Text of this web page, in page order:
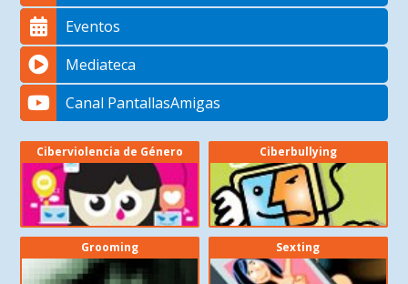
Eventos
Mediateca
Canal PantallasAmigas
Ciberviolencia de Género Ciberbullying
Grooming Sexting